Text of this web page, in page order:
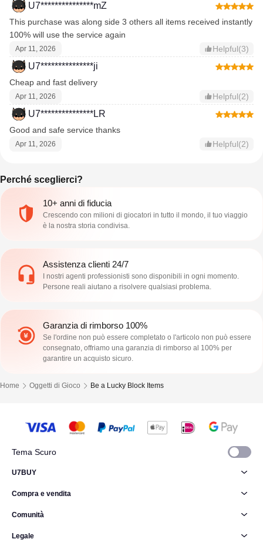
U7***************mZ
This purchase was along side 3 others all items received instantly
100% will use the service again
Apr 11, 2026 Helpful(3)
U7***************ji
Cheap and fast delivery
Apr 11, 2026 Helpful(2)
U7***************LR
Good and safe service thanks
Apr 11, 2026 Helpful(2)
Perché sceglierci?
10+ anni di fiducia
Crescendo con milioni di giocatori in tutto il mondo, il tuo viaggio
è la nostra storia condivisa.
Assistenza clienti 24/7
I nostri agenti professionisti sono disponibili in ogni momento.
Persone reali aiutano a risolvere qualsiasi problema.
Garanzia di rimborso 100%
Se l'ordine non può essere completato o l'articolo non può essere
consegnato, offriamo una garanzia di rimborso al 100% per
garantire un acquisto sicuro.
Home Oggetti di Gioco Be a Lucky Block Items
Tema Scuro
U7BUY
Compra e vendita
Comunità
Legale